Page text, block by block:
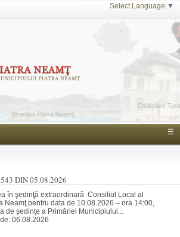
Select Language ▼
☰
DIN 05.08.2026
în şedinţă extraordinară Consiliul Local al
Neamţ pentru data de 10.08.2026 – ora 14:00,
de ședințe a Primăriei Municipiului...
06.08.2026